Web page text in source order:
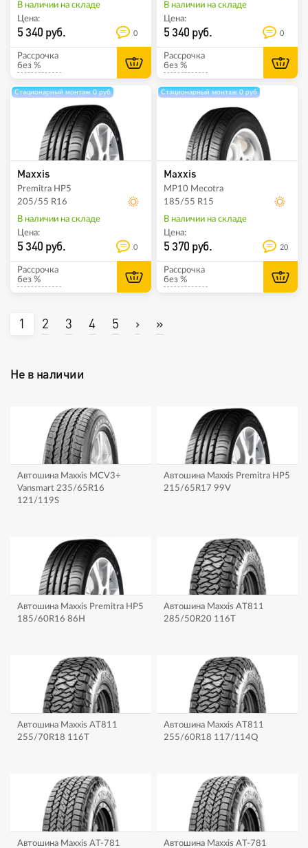
В наличии на складе
Цена:
5 340 руб. 0
Рассрочка
без %
В наличии на складе
Цена:
5 340 руб. 0
Рассрочка
без %
Стационарный монтаж 0 руб
Maxxis
Premitra HP5
205/55 R16
В наличии на складе
Цена:
5 340 руб. 0
Рассрочка
без %
Стационарный монтаж 0 руб
Maxxis
MP10 Mecotra
185/55 R15
В наличии на складе
Цена:
5 370 руб. 20
Рассрочка
без %
1 2 3 4 5 › »
Не в наличии
Автошина Maxxis MCV3+
Vansmart 235/65R16
121/119S
Автошина Maxxis Premitra HP5
215/65R17 99V
Автошина Maxxis Premitra HP5
185/60R16 86H
Автошина Maxxis AT811
285/50R20 116T
Автошина Maxxis AT811
255/70R18 116T
Автошина Maxxis AT811
255/60R18 117/114Q
Автошина Maxxis AT-781 Автошина Maxxis AT-781